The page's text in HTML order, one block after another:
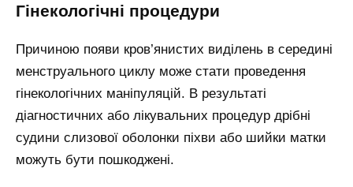
Гінекологічні процедури
Причиною появи кров’янистих виділень в середині
менструального циклу може стати проведення
гінекологічних маніпуляцій. В результаті
діагностичних або лікувальних процедур дрібні
судини слизової оболонки піхви або шийки матки
можуть бути пошкоджені.